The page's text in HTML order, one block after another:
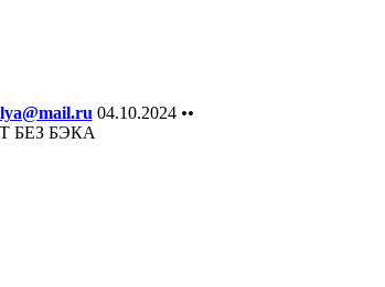
04.10.2024 ••
БЕЗ БЭКА